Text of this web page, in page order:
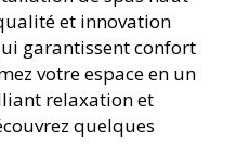
et innovation
garantissent confort
votre espace en un
relaxation et
quelques